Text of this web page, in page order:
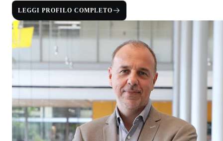
LEGGI PROFILO COMPLETO